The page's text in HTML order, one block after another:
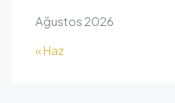
Ağustos 2026
« Haz